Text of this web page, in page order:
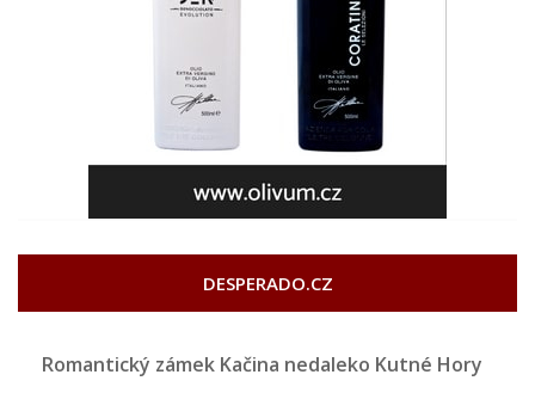
DESPERADO.CZ
Romantický zámek Kačina nedaleko Kutné Hory